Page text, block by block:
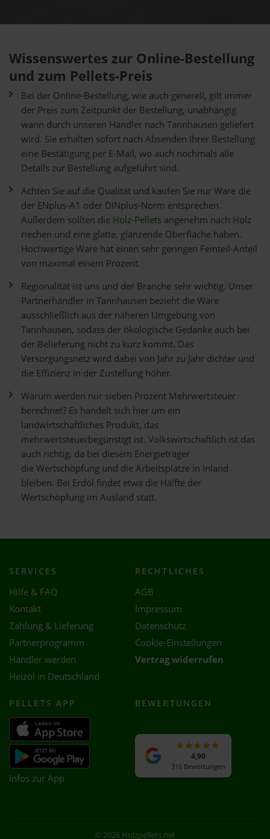
Wissenswertes zur Online-Bestellung
und zum Pellets-Preis
Bei der Online-Bestellung, wie auch generell, gilt immer
der Preis zum Zeitpunkt der Bestellung, unabhängig
wann durch unseren Händler nach Tannhausen geliefert
wird. Sie erhalten sofort nach Absenden Ihrer Bestellung
eine Bestätigung per E-Mail, wo auch nochmals alle
Details zur Bestellung aufgeführt sind.
Achten Sie auf die Qualität und kaufen Sie nur Ware die
der ENplus-A1 oder DINplus-Norm entsprechen.
Außerdem sollten die Holz-Pellets angenehm nach Holz
riechen und eine glatte, glänzende Oberfläche haben.
Hochwertige Ware hat einen sehr geringen Feinteil-Anteil
von maximal einem Prozent.
Regionalität ist uns und der Branche sehr wichtig. Unser
Partnerhändler in Tannhausen bezieht die Ware
ausschließlich aus der näheren Umgebung von
Tannhausen, sodass der ökologische Gedanke auch bei
der Belieferung nicht zu kurz kommt. Das
Versorgungsnetz wird dabei von Jahr zu Jahr dichter und
die Effizienz in der Zustellung höher.
Warum werden nur sieben Prozent Mehrwertsteuer
berechnet? Es handelt sich hier um ein
landwirtschaftliches Produkt, das
mehrwertsteuerbegünstigt ist. Volkswirtschaftlich ist das
auch richtig, da bei diesem Energieträger
die Wertschöpfung und die Arbeitsplätze in Inland
bleiben. Bei Erdöl findet etwa die Hälfte der
Wertschöpfung im Ausland statt.
SERVICES
Hilfe & FAQ
Kontakt
Zahlung & Lieferung
Partnerprogramm
Händler werden
Heizöl in Deutschland
RECHTLICHES
AGB
Impressum
Datenschutz
Cookie-Einstellungen
Vertrag widerrufen
PELLETS APP
Infos zur App
BEWERTUNGEN
4,90
316 Bewertungen
© 2026 Holzpellets.net